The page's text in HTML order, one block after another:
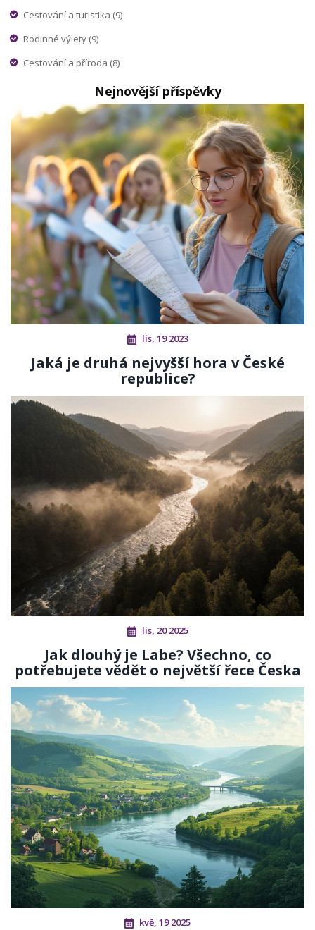
Cestování a turistika (9)
Rodinné výlety (9)
Cestování a příroda (8)
Nejnovější příspěvky
lis, 19 2023
Jaká je druhá nejvyšší hora v České
republice?
lis, 20 2025
Jak dlouhý je Labe? Všechno, co
potřebujete vědět o největší řece Česka
kvě, 19 2025